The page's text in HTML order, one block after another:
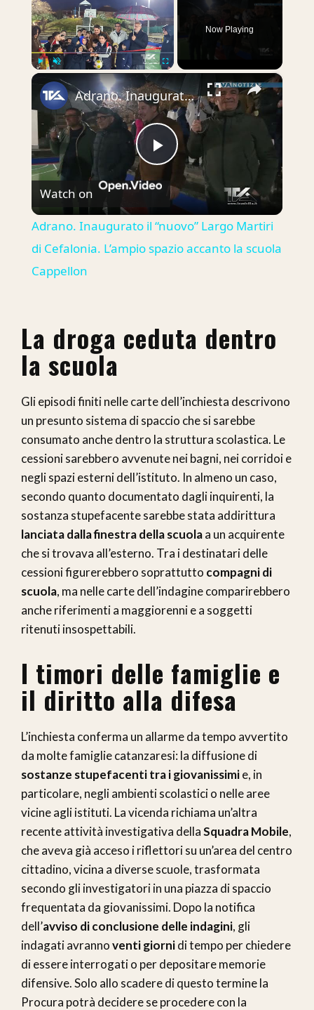
Fullscreen
Now Playing
×
Play
Video
Adrano. Inaugurato il “nuovo” Largo Martiri di Cefalonia. L’ampio spazio accanto la scuola Cappellon
Watch on
Adrano. Inaugurato il “nuovo” Largo Martiri
di Cefalonia. L’ampio spazio accanto la scuola
Cappellon
La droga ceduta dentro
la scuola
Gli episodi finiti nelle carte dell’inchiesta descrivono
un presunto sistema di spaccio che si sarebbe
consumato anche dentro la struttura scolastica. Le
cessioni sarebbero avvenute nei bagni, nei corridoi e
negli spazi esterni dell’istituto. In almeno un caso,
secondo quanto documentato dagli inquirenti, la
sostanza stupefacente sarebbe stata addirittura
lanciata dalla finestra della scuolaa un acquirente
che si trovava all’esterno. Tra i destinatari delle
cessioni figurerebbero soprattutto compagni di
scuola, ma nelle carte dell’indagine comparirebbero
anche riferimenti a maggiorenni e a soggetti
ritenuti insospettabili.
I timori delle famiglie e
il diritto alla difesa
L’inchiesta conferma un allarme da tempo avvertito
da molte famiglie catanzaresi: la diffusione di
sostanze stupefacenti tra i giovanissimie, in
particolare, negli ambienti scolastici o nelle aree
vicine agli istituti. La vicenda richiama un’altra
recente attività investigativa dellaSquadra Mobile,
che aveva già acceso i riflettori su un’area del centro
cittadino, vicina a diverse scuole, trasformata
secondo gli investigatori in una piazza di spaccio
frequentata da giovanissimi. Dopo la notifica
dell’avviso di conclusione delle indagini, gli
indagati avrannoventi giornidi tempo per chiedere
di essere interrogati o per depositare memorie
difensive. Solo allo scadere di questo termine la
Procura potrà decidere se procedere con la